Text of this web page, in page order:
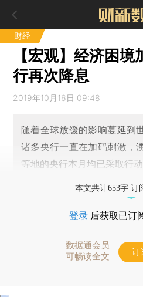
财经
【宏观】经济困
行再次降息
2019年10月16日 09:48
随着全球放缓的影响蔓延到
诸多央行一直在加码刺激，
等地的央行本月均已采取行动
本文共计653字 订
登录 后获取已订
数据通会员
可畅读全文
订